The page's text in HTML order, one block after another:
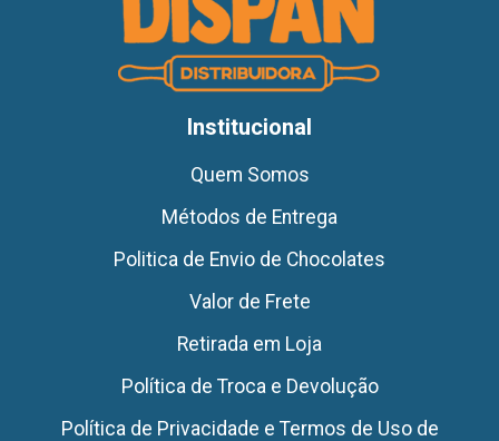
Institucional
Quem Somos
Métodos de Entrega
Politica de Envio de Chocolates
Valor de Frete
Retirada em Loja
Política de Troca e Devolução
Política de Privacidade e Termos de Uso de